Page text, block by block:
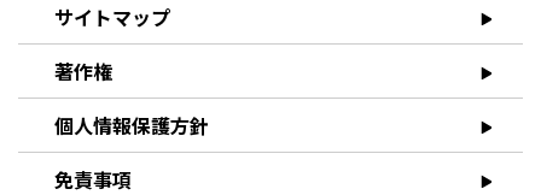
サイトマップ
著作権
個人情報保護方針
免責事項